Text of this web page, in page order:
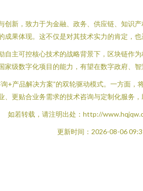
新，致力于为金融、政务、供应链、知识
果体现。这不仅是对其技术实力的肯定，
主可控核心技术的战略背景下，区块链作
级数字化项目的能力，有望在数字政府、
+产品解决方案”的双轮驱动模式。一方面
更贴合业务需求的技术咨询与定制化服务
如若转载，请注明出处：http://
更新时间：2026-08-06